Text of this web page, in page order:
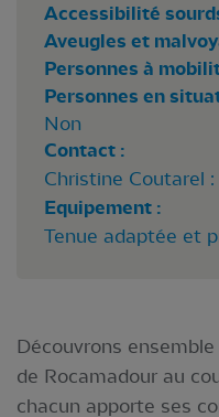
Accessibilité
Aveugles et
Personnes à
Personnes en
Non
Contact :
Christine Coutarel :
Equipement :
Tenue adaptée et
Découvrons
de Rocamadour au
chacun apporte ses